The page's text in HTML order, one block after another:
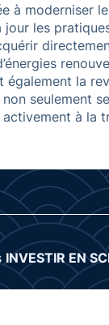
à moderniser
les
la
non seulement
à la
INVESTIR EN